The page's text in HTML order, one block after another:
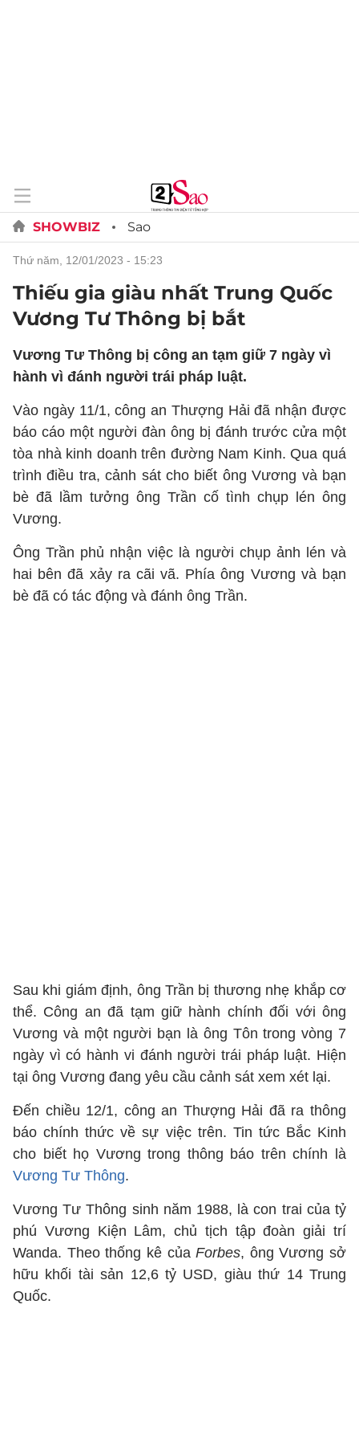
SHOWBIZ Sao
thứ năm, 12/01/2023 - 15:23
Thiếu gia giàu nhất Trung Quốc
Vương Tư Thông bị bắt
Vương Tư Thông bị công an tạm giữ 7 ngày vì
hành vì đánh người trái pháp luật.
Vào ngày 11/1, công an Thượng Hải đã nhận được
báo cáo một người đàn ông bị đánh trước cửa một
tòa nhà kinh doanh trên đường Nam Kinh. Qua quá
trình điều tra, cảnh sát cho biết ông Vương và bạn
bè đã lầm tưởng ông Trần cố tình chụp lén ông
Vương.
Ông Trần phủ nhận việc là người chụp ảnh lén và
hai bên đã xảy ra cãi vã. Phía ông Vương và bạn
bè đã có tác động và đánh ông Trần.
Sau khi giám định, ông Trần bị thương nhẹ khắp cơ
thể. Công an đã tạm giữ hành chính đối với ông
Vương và một người bạn là ông Tôn trong vòng 7
ngày vì có hành vi đánh người trái pháp luật. Hiện
tại ông Vương đang yêu cầu cảnh sát xem xét lại.
Đến chiều 12/1, công an Thượng Hải đã ra thông
báo chính thức về sự việc trên. Tin tức Bắc Kinh
cho biết họ Vương trong thông báo trên chính là
Vương Tư Thông.
Vương Tư Thông sinh năm 1988, là con trai của tỷ
phú Vương Kiện Lâm, chủ tịch tập đoàn giải trí
Wanda. Theo thống kê củaForbes, ông Vương sở
hữu khối tài sản 12,6 tỷ USD, giàu thứ 14 Trung
Quốc.